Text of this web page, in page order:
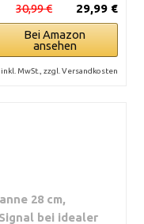
29,99 €
30,99 €
Bei Amazon
ansehen
inkl. MwSt., zzgl. Versandkosten
28 cm,
bei idealer